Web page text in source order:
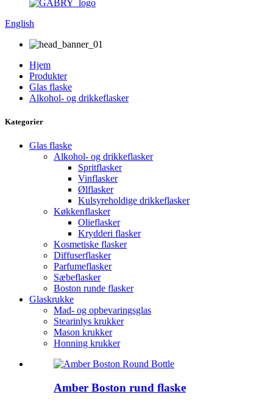
English
Hjem
Produkter
Glas flaske
Alkohol- og drikkeflasker
Kategorier
Glas flaske
Alkohol- og drikkeflasker
Spritflasker
Vinflasker
Ølflasker
Kulsyreholdige drikkeflasker
Køkkenflasker
Olieflasker
Krydderi flasker
Kosmetiske flasker
Diffuserflasker
Parfumeflasker
Sæbeflasker
Boston runde flasker
Glaskrukke
Mad- og opbevaringsglas
Stearinlys krukker
Mason krukker
Honning krukker
Amber Boston rund flaske